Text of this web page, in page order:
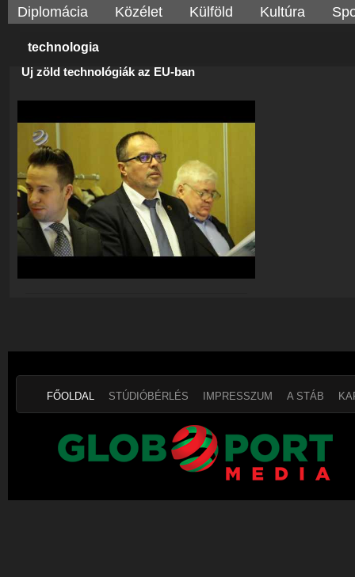
Diplomácia Közélet Külföld Kultúra
technologia
Új zöld technológiák az EU-ban
FŐOLDAL STÚDIÓBÉRLÉS IMPRESSZUM A STÁB